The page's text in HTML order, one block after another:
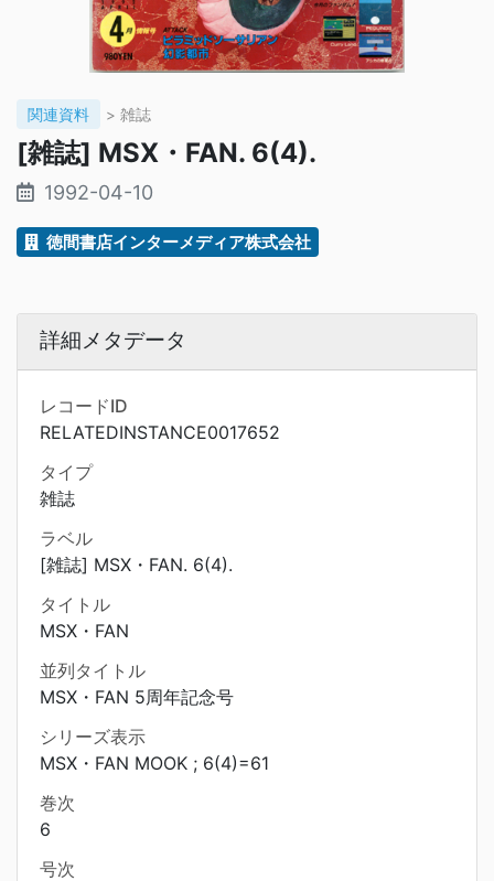
関連資料 > 雑誌
[雑誌] MSX・FAN. 6(4).
1992-04-10
徳間書店インターメディア株式会社
詳細メタデータ
レコードID
RELATEDINSTANCE0017652
タイプ
雑誌
ラベル
[雑誌] MSX・FAN. 6(4).
タイトル
MSX・FAN
並列タイトル
MSX・FAN 5周年記念号
シリーズ表示
MSX・FAN MOOK ; 6(4)=61
巻次
6
号次